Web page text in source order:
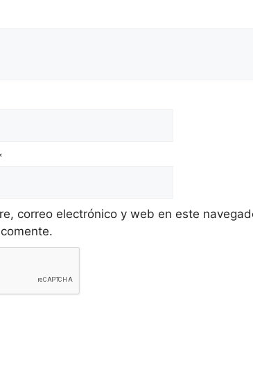
correo electrónico y web en este